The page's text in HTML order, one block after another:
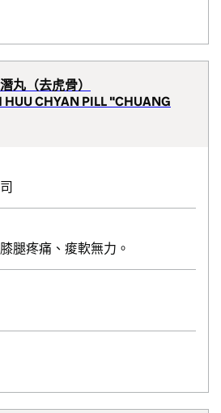
丸（去虎骨）
HUU CHYAN PILL "CHUANG
腿疼痛、痠軟無力。